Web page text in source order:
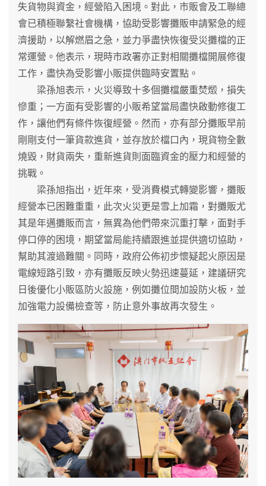
失貨物與資金，經營陷入困境。對此，市販會及工聯總
會已積極聯繫社會機構，協助受影響攤販申請緊急的經
濟援助，以解燃眉之急，並力爭盡快恢復受災攤檔的正
常運營。他表示，現時市政署亦正對相關攤檔開展修復
工作，盡快為受影響小販提供臨時安置點。
梁孫旭表示，火災導致十多個攤檔嚴重焚燬，損失
慘重；一方面有受影響的小販希望當局盡快啟動修復工
作，讓他們有條件恢復經營。然而，亦有部分攤販早前
剛剛支付一筆貨款進貨，並存放於檔口內，現貨物全數
燒毀，財貨兩失，重新進貨則面臨資金的壓力和經營的
挑戰。
梁孫旭指出，近年來，受消費模式轉變影響，攤販
經營本已困難重重，此次火災更是雪上加霜，對攤販尤
其是年邁攤販而言，無異為他們帶來沉重打擊，面對手
停口停的困境，期望當局能持續跟進並提供適切協助，
幫助其渡過難關。同時，政府公佈初步懷疑起火原因是
電線短路引致，亦有攤販反映火勢迅速蔓延，建議研究
日後優化小販區防火設施，例如攤位間加設防火板，並
加強電力設備檢查等，防止意外事故再次發生。